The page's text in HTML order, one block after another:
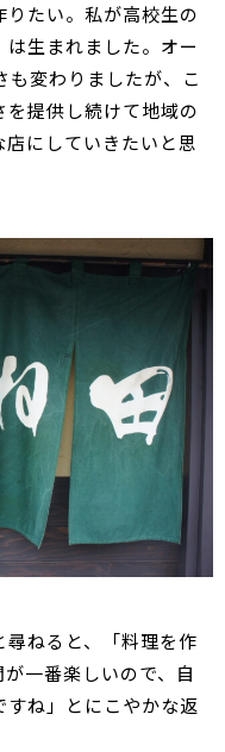
たい。私が高校生の
生まれました。オー
も変わりましたが、こ
提供し続けて地域の
にしていきたいと思
ねると、「料理を作
一番楽しいので、自
ね」とにこやかな返